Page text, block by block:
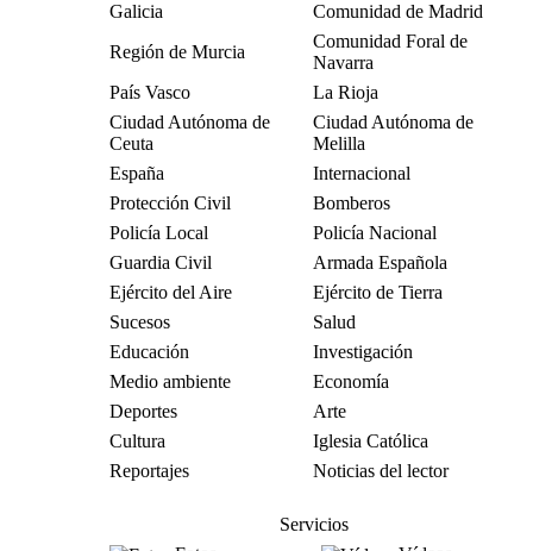
Galicia
Comunidad de Madrid
Región de Murcia
Comunidad Foral de
Navarra
País Vasco
La Rioja
Ciudad Autónoma de
Ceuta
Ciudad Autónoma de
Melilla
España
Internacional
Protección Civil
Bomberos
Policía Local
Policía Nacional
Guardia Civil
Armada Española
Ejército del Aire
Ejército de Tierra
Sucesos
Salud
Educación
Investigación
Medio ambiente
Economía
Deportes
Arte
Cultura
Iglesia Católica
Reportajes
Noticias del lector
Servicios